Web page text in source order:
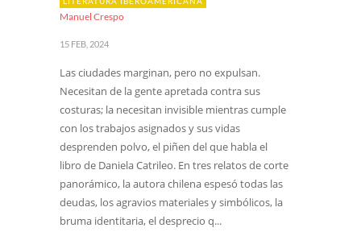
Manuel Crespo
15 FEB, 2024
Las ciudades marginan, pero no expulsan.
Necesitan de la gente apretada contra sus
costuras; la necesitan invisible mientras cumple
con los trabajos asignados y sus vidas
desprenden polvo, el piñen del que habla el
libro de Daniela Catrileo. En tres relatos de corte
panorámico, la autora chilena espesó todas las
deudas, los agravios materiales y simbólicos, la
bruma identitaria, el desprecio q...